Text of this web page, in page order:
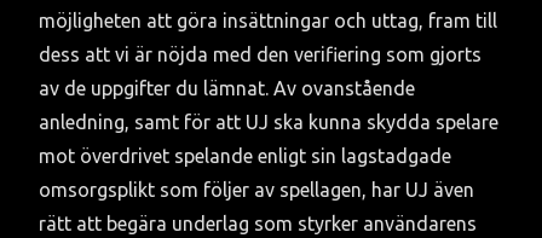
möjligheten att göra insättningar och uttag, fram till
dess att vi är nöjda med den verifiering som gjorts
av de uppgifter du lämnat. Av ovanstående
anledning, samt för att UJ ska kunna skydda spelare
mot överdrivet spelande enligt sin lagstadgade
omsorgsplikt som följer av spellagen, har UJ även
rätt att begära underlag som styrker användarens